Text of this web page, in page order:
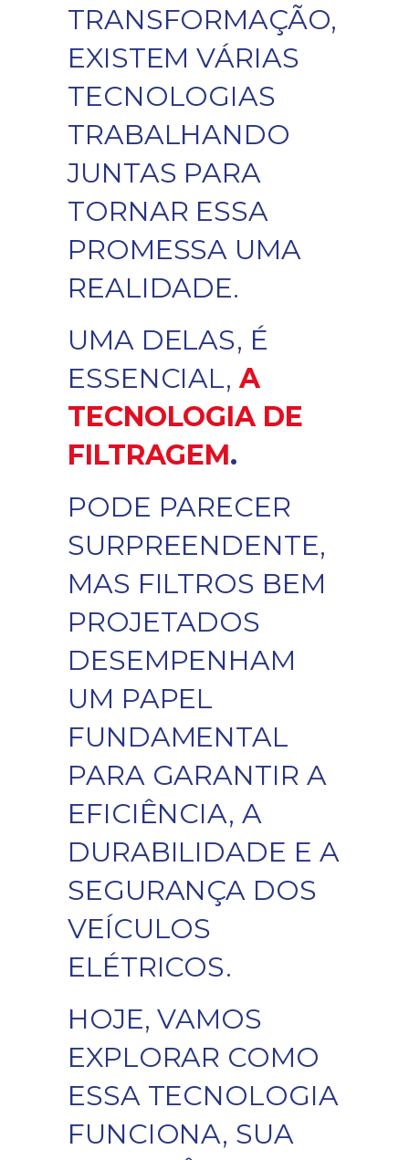
TRANSFORMAÇÃO,
EXISTEM VÁRIAS
TECNOLOGIAS
TRABALHANDO
JUNTAS PARA
TORNAR ESSA
PROMESSA UMA
REALIDADE.
UMA DELAS, É
ESSENCIAL,A
TECNOLOGIA DE
FILTRAGEM.
PODE PARECER
SURPREENDENTE,
MAS FILTROS BEM
PROJETADOS
DESEMPENHAM
UM PAPEL
FUNDAMENTAL
PARA GARANTIR A
EFICIÊNCIA, A
DURABILIDADE E A
SEGURANÇA DOS
VEÍCULOS
ELÉTRICOS.
HOJE, VAMOS
EXPLORAR COMO
ESSA TECNOLOGIA
FUNCIONA, SUA